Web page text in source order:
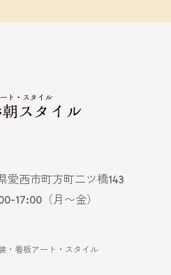
西市町方町二ツ橋143
17:00（月〜金）
・看板アート・スタイル